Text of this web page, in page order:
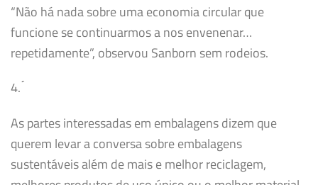
“Não há nada sobre uma economia circular que
funcione se continuarmos a nos envenenar…
repetidamente”, observou Sanborn sem rodeios.
4.́
As partes interessadas em embalagens dizem que
querem levar a conversa sobre embalagens
sustentáveis ​​além de mais e melhor reciclagem,